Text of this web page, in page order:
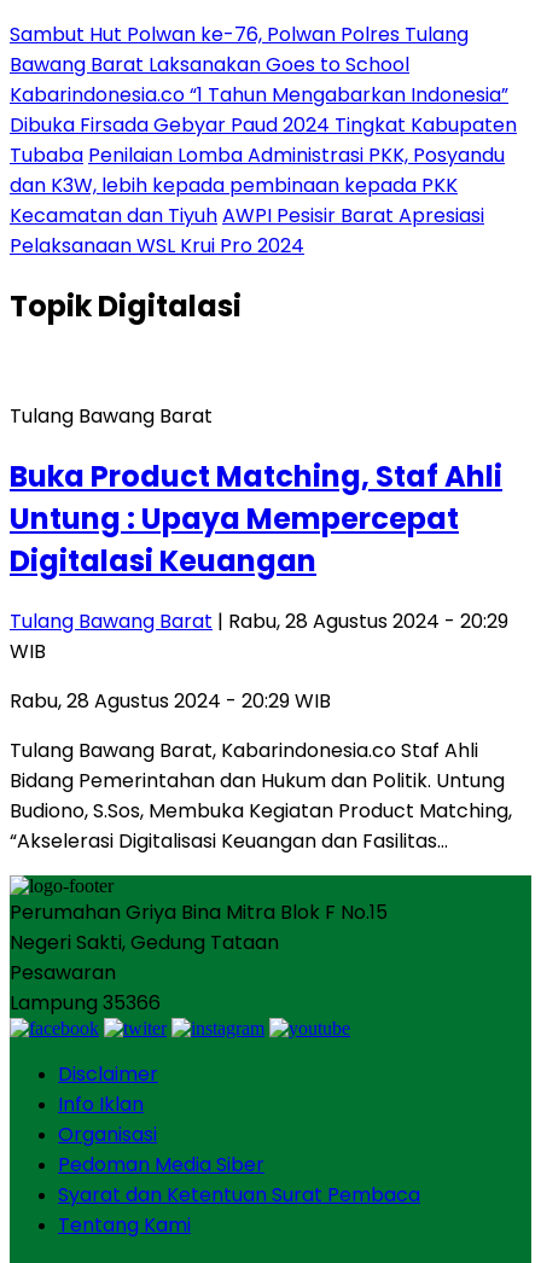
Sambut Hut Polwan ke-76, Polwan Polres Tulang
Bawang Barat Laksanakan Goes to School
Kabarindonesia.co “1 Tahun Mengabarkan Indonesia”
Dibuka Firsada Gebyar Paud 2024 Tingkat Kabupaten
Tubaba Penilaian Lomba Administrasi PKK, Posyandu
dan K3W, lebih kepada pembinaan kepada PKK
Kecamatan dan TiyuhAWPI Pesisir Barat Apresiasi
Pelaksanaan WSL Krui Pro 2024
TopikDigitalasi
Tulang Bawang Barat
Buka Product Matching, Staf Ahli
Untung : Upaya Mempercepat
Digitalasi Keuangan
Tulang Bawang Barat | Rabu, 28 Agustus 2024 - 20:29
WIB
Rabu, 28 Agustus 2024 - 20:29 WIB
Tulang Bawang Barat, Kabarindonesia.co Staf Ahli
Bidang Pemerintahan dan Hukum dan Politik. Untung
Budiono, S.Sos, Membuka Kegiatan Product Matching,
“Akselerasi Digitalisasi Keuangan dan Fasilitas…
Perumahan Griya Bina Mitra Blok F No.15
Negeri Sakti, Gedung Tataan
Pesawaran
Lampung 35366
Disclaimer
Info Iklan
Organisasi
Pedoman Media Siber
Syarat dan Ketentuan Surat Pembaca
Tentang Kami